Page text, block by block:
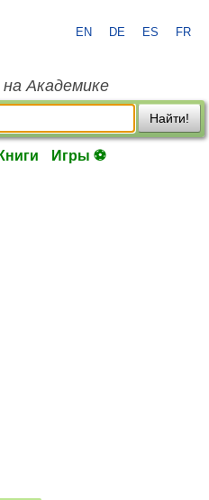
EN DE ES FR
Академике
Найти!
Книги Игры ⚽